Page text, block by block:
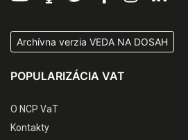
Archívna verzia VEDA NA DOSAH
POPULARIZÁCIA VAT
O NCP VaT
Kontakty